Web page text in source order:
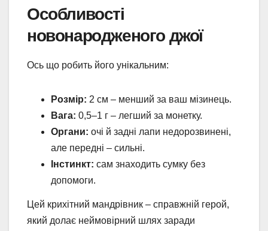
Особливості
новонародженого джої
Ось що робить його унікальним:
Розмір: 2 см – менший за ваш мізинець.
Вага: 0,5–1 г – легший за монетку.
Органи: очі й задні лапи недорозвинені,
але передні – сильні.
Інстинкт: сам знаходить сумку без
допомоги.
Цей крихітний мандрівник – справжній герой,
який долає неймовірний шлях заради